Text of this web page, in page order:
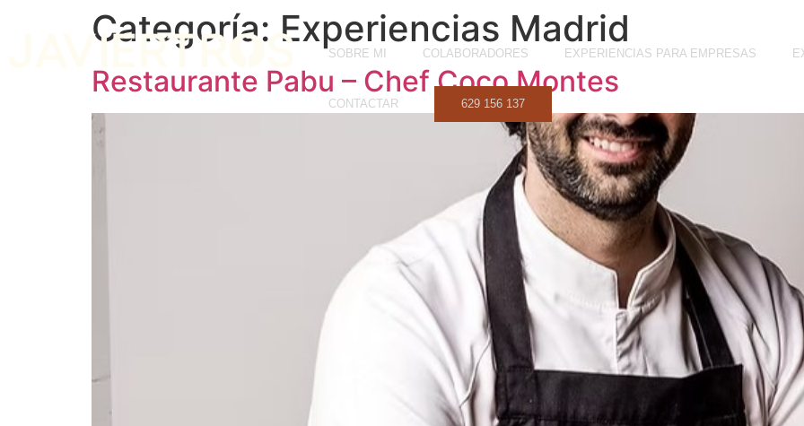
SOBRE MI COLABORADORES EXPERIENCIAS PARA EMPRESAS
CONTACTAR 629 156 137
Categoría: Experiencias Madrid
Restaurante Pabu – Chef Coco Montes